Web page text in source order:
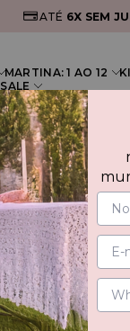
ATÉ 6X SEM
MARTINA: 1 AO 12
SALE